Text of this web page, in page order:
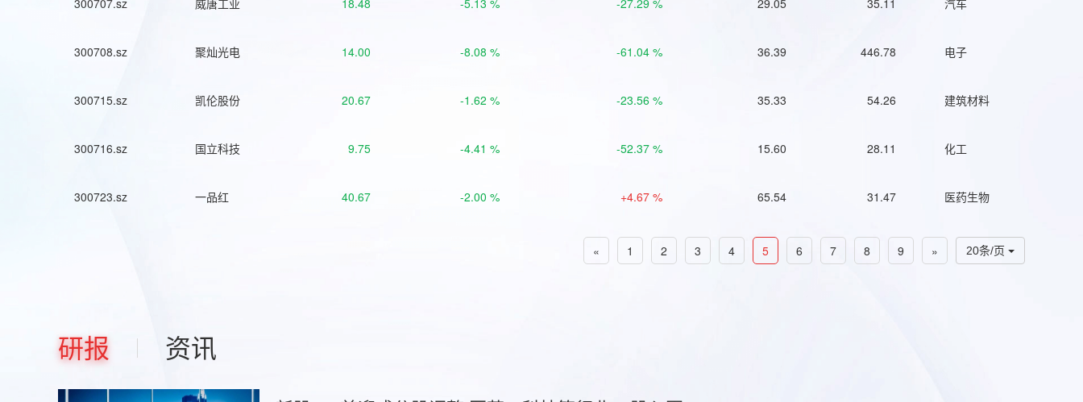
300707.sz 威唐工业 18.48 -5.13 % -27.29 % 29.05 35.11 汽车
300708.sz 聚灿光电 14.00 -8.08 % -61.04 % 36.39 446.78 电子
300715.sz 凯伦股份 20.67 -1.62 % -23.56 % 35.33 54.26 建筑材料
300716.sz 国立科技 9.75 -4.41 % -52.37 % 15.60 28.11 化工
300723.sz 一品红 40.67 -2.00 % +4.67 % 65.54 31.47 医药生物
20条/页
« 1 2 3 4 5 6 7 8 9 »
研报 资讯